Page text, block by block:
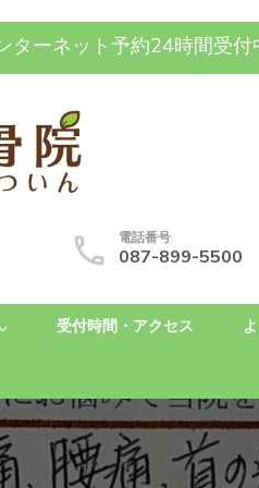
ターネット予約24時間受付
骨神経痛の整
治療専門の整骨院です
電話番号
087-899-5500
受付時間・アクセス